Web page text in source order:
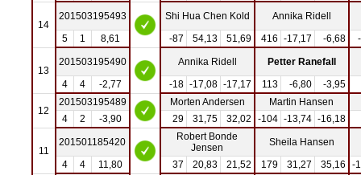
14
201503195493 Shi Hua Chen Kold
Annika Ridell
5
1 8,61 -87 54,13 51,69 416 -17,17 -6,68
13
201503195490 Annika Ridell Petter Ranefall
4 4 -2,77 -18 -17,08 -17,17 113 -6,80 -3,95
12
201503195489 Morten Andersen
Martin Hansen
4
2 -3,90 29 31,75 32,02 -104 -13,74 -16,18
11
201501185420
Robert Bonde
Jensen
Sheila Hansen
4
4 11,80 37 20,83 21,52 179 31,27 35,16 -